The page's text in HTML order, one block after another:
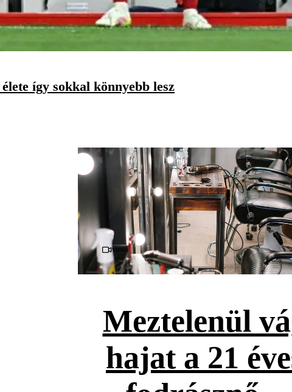
így sokkal könnyebb lesz
Videó
Meztelenül
hajat a 21